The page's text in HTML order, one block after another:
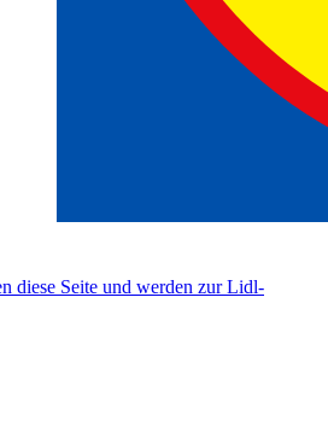
diese Seite und werden zur Lidl-